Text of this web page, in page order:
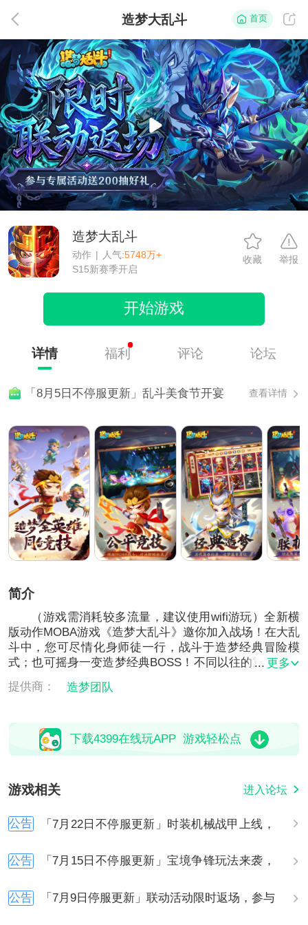
造梦大乱斗 首页
造梦大乱斗
动作 | 人气:5748万+
S15新赛季开启
收藏 举报
开始游戏
详情 福利 评论 论坛
「8月5日不停服更新」乱斗美食节开宴 查看详情
简介
（游戏需消耗较多流量，建议使用wifi游玩）全新横
版动作MOBA游戏《造梦大乱斗》邀你加入战场！在大乱
斗中，您可尽情化身师徒一行，战斗于造梦经典冒险模
式；也可摇身一变造梦经典BOSS！不同以往的重塑令其
更多
提供商：
造梦团队
下载4399在线玩APP 游戏轻松点
游戏相关 进入论坛
公告 「7月22日不停服更新」时装机械战甲上线，
欢乐扭蛋赢限定外观
公告 「7月15日不停服更新」宝境争锋玩法来袭，
赛季征程签到开启
公告 「7月9日停服更新」联动活动限时返场，参与